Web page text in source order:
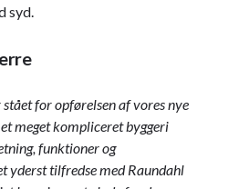
syd.
for opførelsen af vores nye
meget kompliceret byggeri
funktioner og
yderst tilfredse med Raundahl